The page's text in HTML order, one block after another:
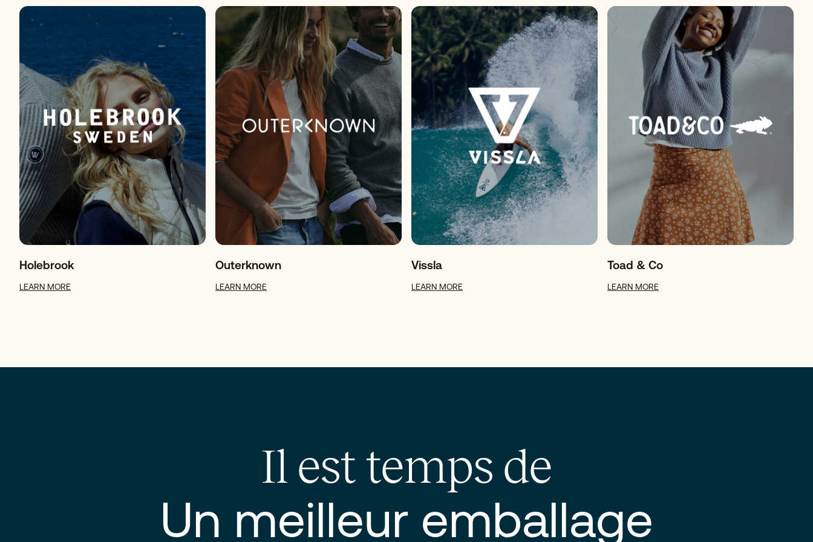
Holebrook
LEARN MORE
Outerknown
LEARN MORE
Vissla
LEARN MORE
Toad & Co
LEARN MORE
Il est temps de
Un meilleur emballage